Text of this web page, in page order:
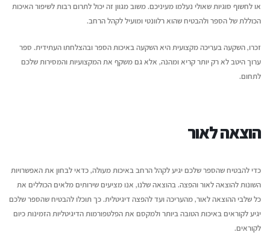
או לחשוף סוגיות שאולי נעלמו מעיניכם. משוב מגוון זה יכול לתרום רבות לשיפור האיכות
הכוללת של הספר ולהבטיח שהוא רלוונטי ומועיל לקהל הרחב.
זכרו, השקעה בעריכה מקצועית היא השקעה באיכות הספר ובהצלחתו העתידית. ספר
ערוך היטב לא רק יותר קריא ומהנה, אלא גם משקף את המקצועיות והמסירות שלכם
לתחום.
הוצאה לאור
כדי להבטיח שהספר שלכם יגיע לקהל הרחב באיכות מעולה, כדאי לבחון את האפשרויות
השונות להוצאה לאור והפצה. בהוצאה שלנו, אנו מציעים שירותים מלאים הכוללים את
כל שלבי ההוצאה לאור, מהעריכה ועד להפצה דיגיטלית. כך תוכלו להבטיח שהספר שלכם
יגיע לקוראים באיכות הטובה ביותר ולמקסם את הפלטפורמות הדיגיטליות הזמינות כיום
לקוראים.